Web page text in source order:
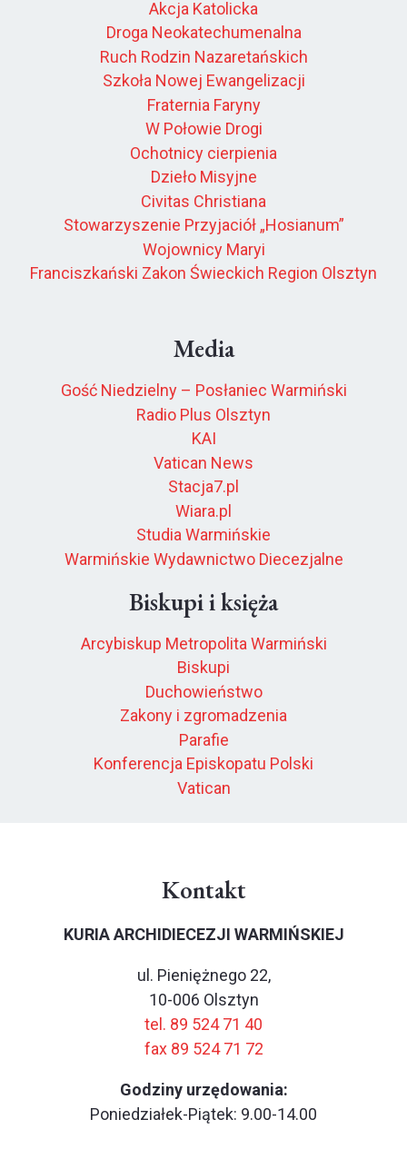
Akcja Katolicka
Droga Neokatechumenalna
Ruch Rodzin Nazaretańskich
Szkoła Nowej Ewangelizacji
Fraternia Faryny
W Połowie Drogi
Ochotnicy cierpienia
Dzieło Misyjne
Civitas Christiana
Stowarzyszenie Przyjaciół „Hosianum”
Wojownicy Maryi
Franciszkański Zakon Świeckich Region Olsztyn
Media
Gość Niedzielny – Posłaniec Warmiński
Radio Plus Olsztyn
KAI
Vatican News
Stacja7.pl
Wiara.pl
Studia Warmińskie
Warmińskie Wydawnictwo Diecezjalne
Biskupi i księża
Arcybiskup Metropolita Warmiński
Biskupi
Duchowieństwo
Zakony i zgromadzenia
Parafie
Konferencja Episkopatu Polski
Vatican
Kontakt
KURIA ARCHIDIECEZJI WARMIŃSKIEJ
ul. Pieniężnego 22,
10-006 Olsztyn
tel. 89 524 71 40
fax 89 524 71 72
Godziny urzędowania:
Poniedziałek-Piątek: 9.00-14.00